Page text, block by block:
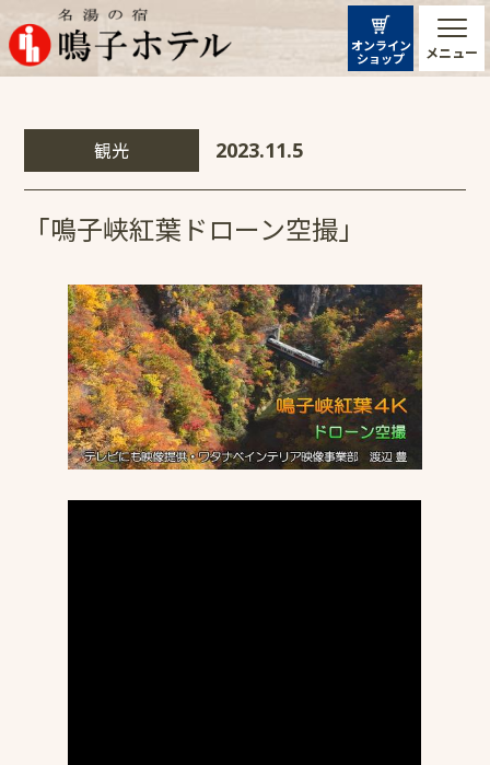
メニュー
オンライン
ショップ
観光 2023.11.5
「鳴子峡紅葉ドローン空撮」